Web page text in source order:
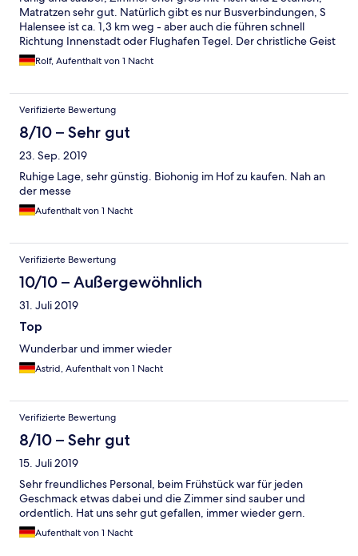
Matratzen sehr gut. Natürlich gibt es nur Busverbindungen, S
Halensee ist ca. 1,3 km weg - aber auch die führen schnell
Richtung Innenstadt oder Flughafen Tegel. Der christliche Geist
ist unaufdringlich positiv sichtbar, Personal am Empfang
hilfreich.
Rolf, Aufenthalt von 1 Nacht
Verifizierte Bewertung
8/10 – Sehr gut
23. Sep. 2019
Ruhige Lage, sehr günstig. Biohonig im Hof zu kaufen. Nah an
der messe
Aufenthalt von 1 Nacht
Verifizierte Bewertung
10/10 – Außergewöhnlich
31. Juli 2019
Top
Wunderbar und immer wieder
Astrid, Aufenthalt von 1 Nacht
Verifizierte Bewertung
8/10 – Sehr gut
15. Juli 2019
Sehr freundliches Personal, beim Frühstück war für jeden
Geschmack etwas dabei und die Zimmer sind sauber und
ordentlich. Hat uns sehr gut gefallen, immer wieder gern.
Aufenthalt von 1 Nacht